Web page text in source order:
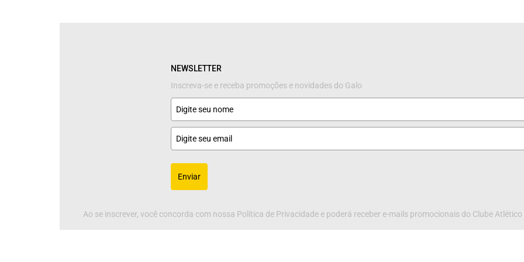
NEWSLETTER
Inscreva-se e receba promoções e novidades do Galo
Enviar
Ao se inscrever, você concorda com nossa Política de Privacidade e poderá receber e-mails promocionais do Clube Atlético